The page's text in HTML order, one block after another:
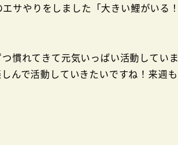
サやりをしました「大きい鯉がいる
慣れてきて元気いっぱい活動してい
んで活動していきたいですね！来週